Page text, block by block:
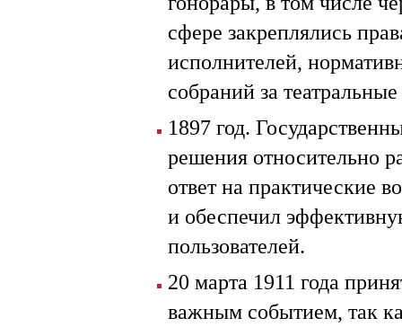
сфере закреплялись
исполнителей,
собраний за
1897 год.
решения относительно
ответ на практические
и обеспечил
пользователей.
20 марта 1911 года
важным событием, так